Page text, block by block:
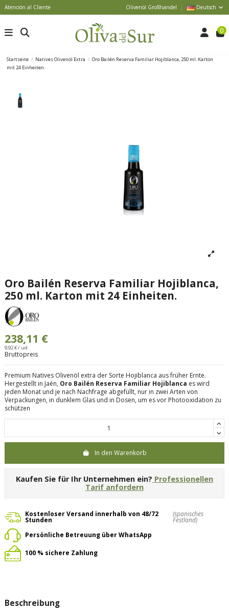
Atención al Cliente Olivenöl Großhandel Deutsch
0
Startseite Natives Olivenöl Extra
Oro Bailén Reserva Familiar Hojiblanca, 250 ml. Karton
mit 24 Einheiten.
Oro Bailén Reserva Familiar Hojiblanca,
250 ml. Karton mit 24 Einheiten.
238,11 €
9,92 € / ud
Bruttopreis
Premium Natives Olivenöl extra der Sorte Hojiblanca aus früher Ernte.
Hergestellt in Jaén, Oro Bailén Reserva Familiar Hojiblanca es wird
jeden Monat und je nach Nachfrage abgefüllt, nur in zwei Arten von
Verpackungen, in dunklem Glas und in Dosen, um es vor Photooxidation zu
schützen
In den Warenkorb
Kaufen Sie für Ihr Unternehmen ein? Professionellen
Tarif anfordern
Kostenloser Versand innerhalb von 48/72
Stunden
(spanisches
Festland)
Persönliche Betreuung über WhatsApp
100 % sichere Zahlung
Beschreibung